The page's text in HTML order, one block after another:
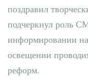
поздравил
подчеркнул роль
информировании
освещении
реформ.